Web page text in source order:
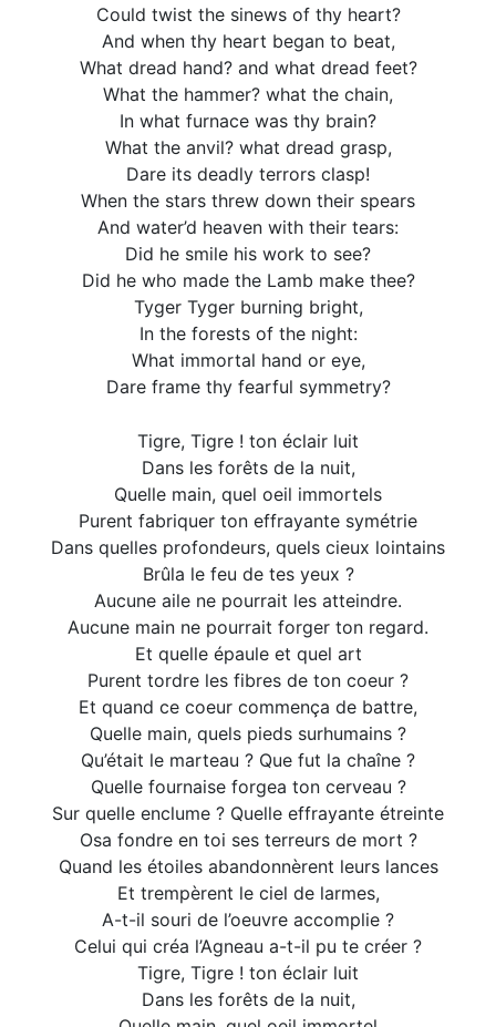
Could twist the sinews of thy heart?
And when thy heart began to beat,
What dread hand? and what dread feet?
What the hammer? what the chain,
In what furnace was thy brain?
What the anvil? what dread grasp,
Dare its deadly terrors clasp!
When the stars threw down their spears
And water’d heaven with their tears:
Did he smile his work to see?
Did he who made the Lamb make thee?
Tyger Tyger burning bright,
In the forests of the night:
What immortal hand or eye,
Dare frame thy fearful symmetry?
Tigre, Tigre ! ton éclair luit
Dans les forêts de la nuit,
Quelle main, quel oeil immortels
Purent fabriquer ton effrayante symétrie
Dans quelles profondeurs, quels cieux lointains
Brûla le feu de tes yeux ?
Aucune aile ne pourrait les atteindre.
Aucune main ne pourrait forger ton regard.
Et quelle épaule et quel art
Purent tordre les fibres de ton coeur ?
Et quand ce coeur commença de battre,
Quelle main, quels pieds surhumains ?
Qu’était le marteau ? Que fut la chaîne ?
Quelle fournaise forgea ton cerveau ?
Sur quelle enclume ? Quelle effrayante étreinte
Osa fondre en toi ses terreurs de mort ?
Quand les étoiles abandonnèrent leurs lances
Et trempèrent le ciel de larmes,
A-t-il souri de l’oeuvre accomplie ?
Celui qui créa l’Agneau a-t-il pu te créer ?
Tigre, Tigre ! ton éclair luit
Dans les forêts de la nuit,